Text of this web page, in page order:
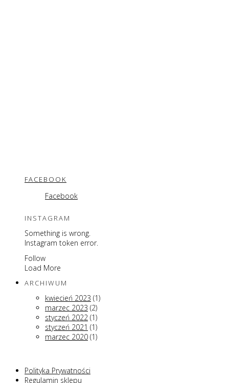
FACEBOOK
Facebook
INSTAGRAM
Something is wrong.
Instagram token error.
Follow
Load More
ARCHIWUM
kwiecień 2023 (1)
marzec 2023 (2)
styczeń 2022 (1)
styczeń 2021 (1)
marzec 2020 (1)
Polityka Prywatności
Regulamin sklepu